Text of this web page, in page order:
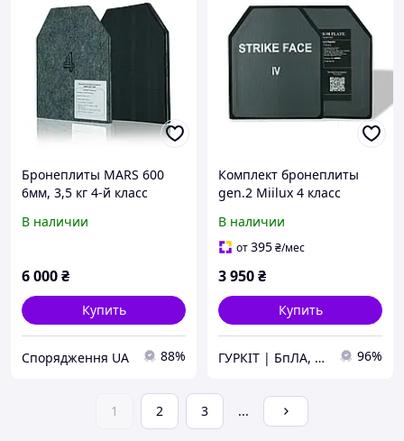
Бронеплиты MARS 600
6мм, 3,5 кг 4-й класс
В наличии
6 000₴
Купить
Спорядження UA 88%
Комплект бронеплиты
gen.2 Miilux 4 класс
В наличии
от395₴/мес
3 950₴
Купить
ГУРКІТ | БпЛА, катапульти в Україні 96%
1 2 3 ...